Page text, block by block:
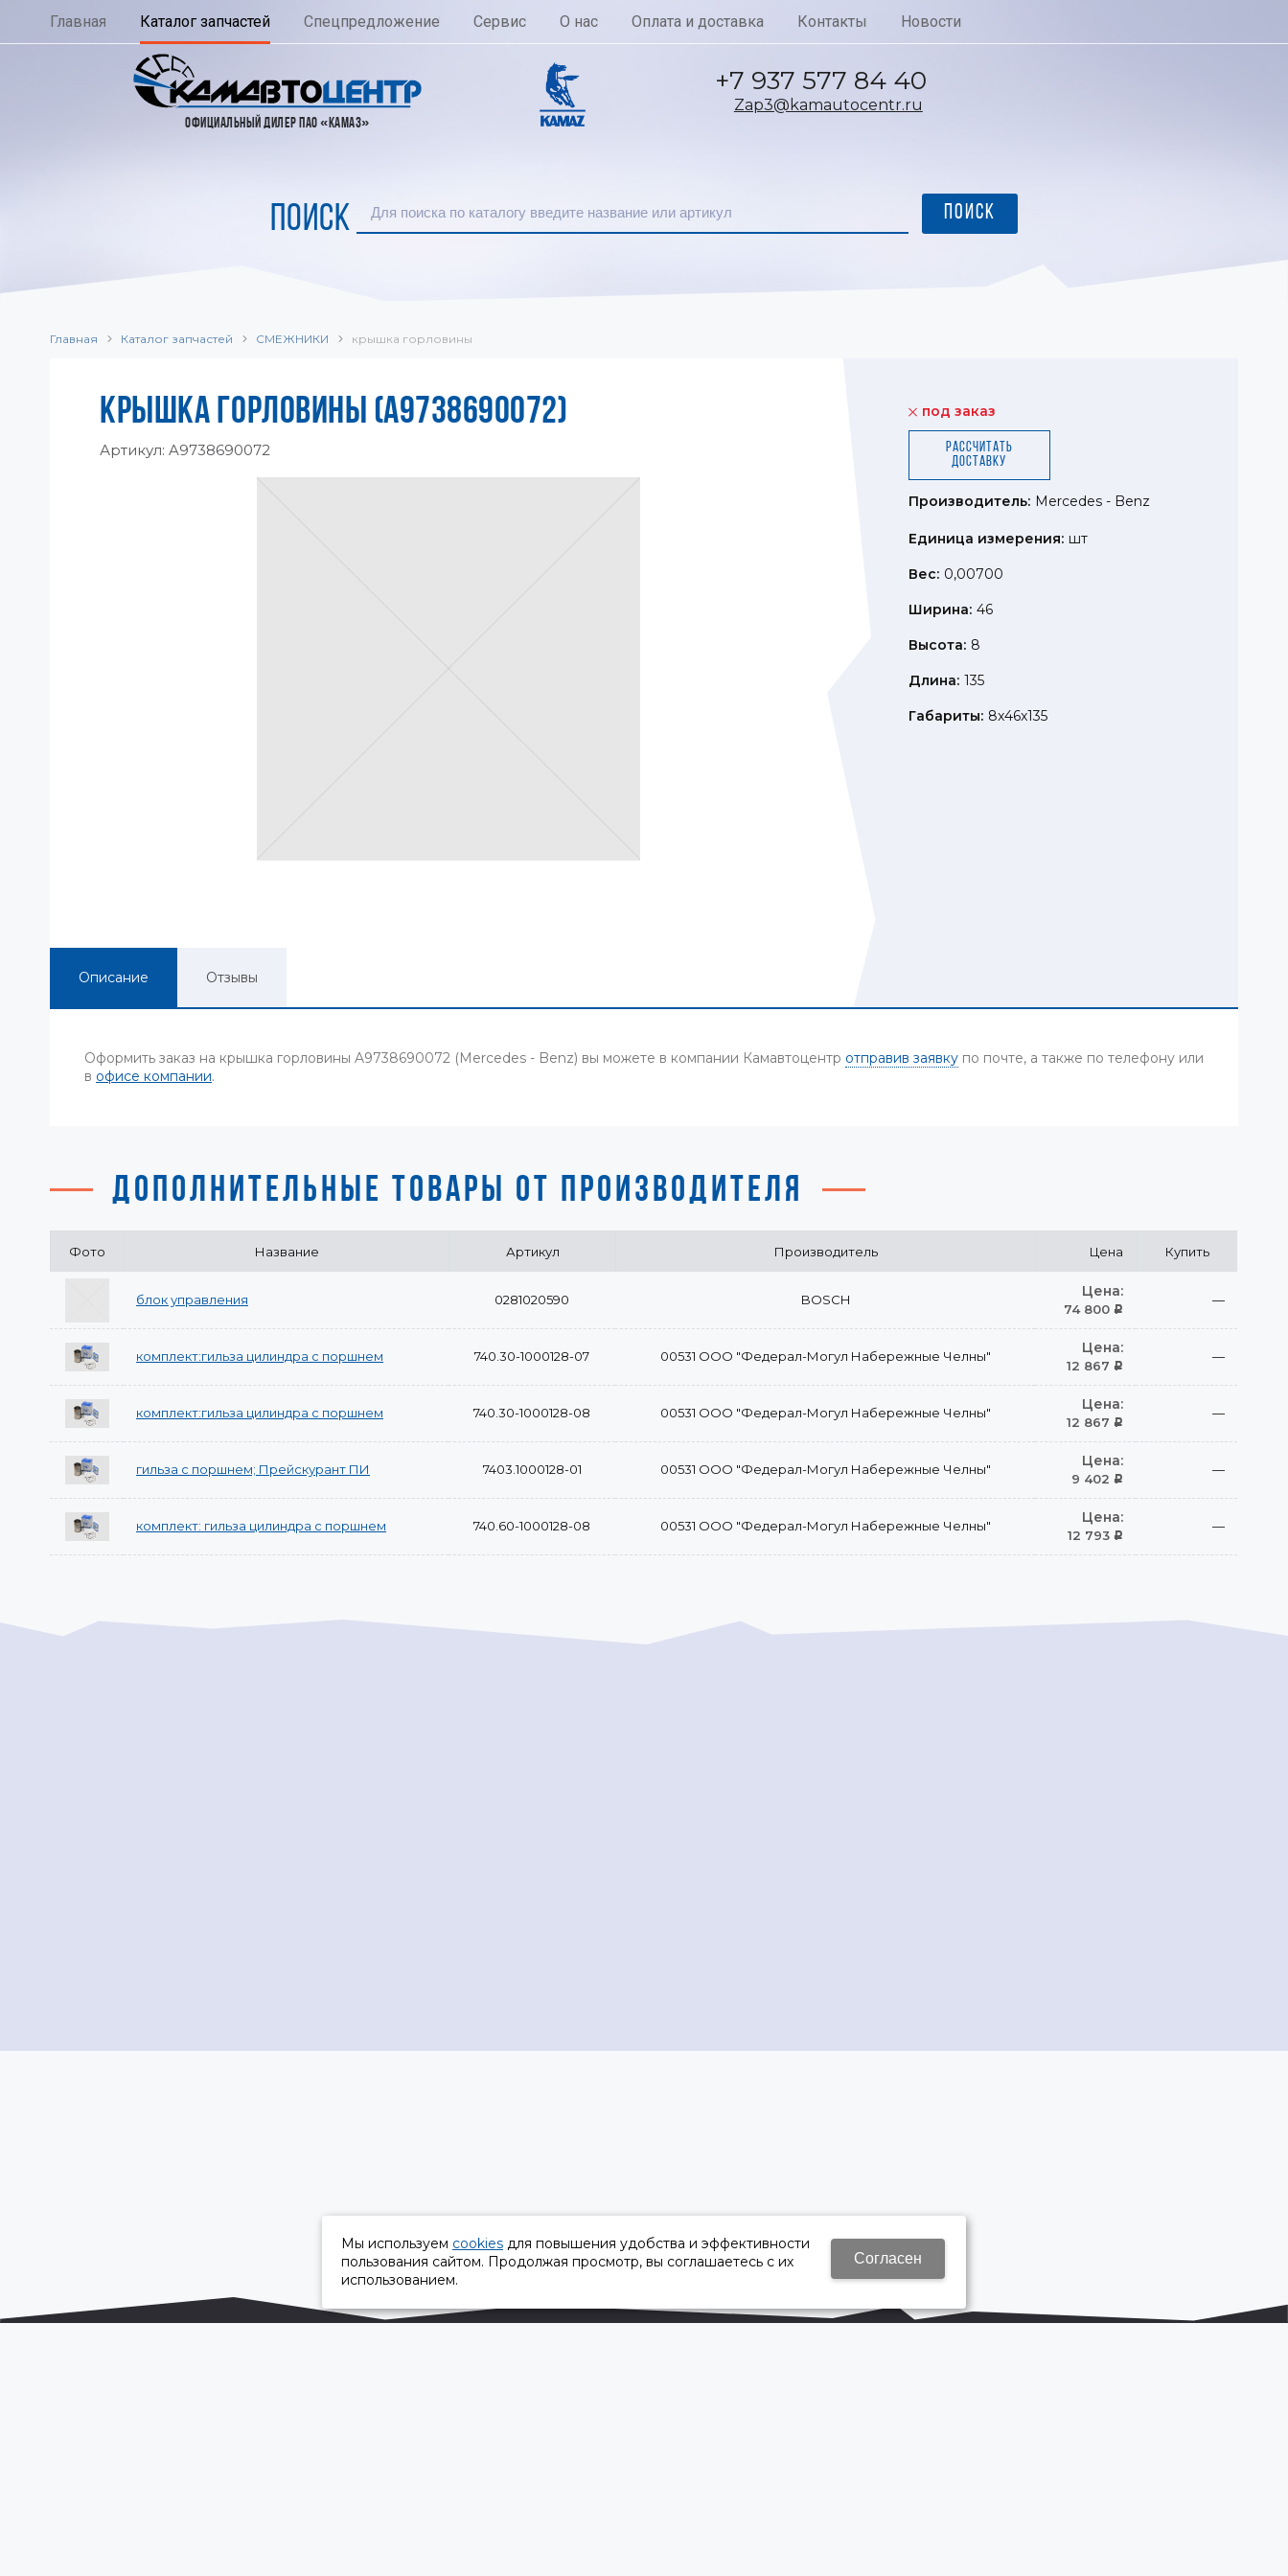
Главная Каталог запчастей Спецпредложение Сервис О нас Оплата и доставка Контакты Новости
ОФИЦИАЛЬНЫЙ ДИЛЕР ПАО «КАМАЗ»
Zap3@kamautocentr.ru
+7 937 577 84 40
ПОИСК
Главная Каталог запчастей СМЕЖНИКИ крышка горловины
КРЫШКА ГОРЛОВИНЫ (A9738690072)
Артикул: A9738690072
под заказ
Рассчитать
доставку
Производитель: Mercedes - Benz
Единица измерения: шт
Вес: 0,00700
Ширина: 46
Высота: 8
Длина: 135
Габариты: 8x46x135
Описание Отзывы
Оформить заказ на крышка горловины A9738690072 (Mercedes - Benz) вы можете в компании Камавтоцентр отправив заявку по почте, а также по телефону или
в офисе компании.
ДОПОЛНИТЕЛЬНЫЕ ТОВАРЫ ОТ ПРОИЗВОДИТЕЛЯ
Фото Название Артикул Производитель Цена Купить
блок управления 0281020590 BOSCH Цена:
74 800 Р
—
комплект:гильза цилиндра с поршнем 740.30-1000128-07 00531 ООО "Федерал-Могул Набережные Челны" Цена:
12 867 Р
—
комплект:гильза цилиндра с поршнем 740.30-1000128-08 00531 ООО "Федерал-Могул Набережные Челны" Цена:
12 867 Р
—
гильза с поршнем; Прейскурант ПИ 7403.1000128-01 00531 ООО "Федерал-Могул Набережные Челны" Цена:
9 402 Р
—
комплект: гильза цилиндра с поршнем 740.60-1000128-08 00531 ООО "Федерал-Могул Набережные Челны" Цена:
12 793 Р
—
Мы используем cookies для повышения удобства и эффективности
пользования сайтом. Продолжая просмотр, вы соглашаетесь с их
использованием.
Согласен